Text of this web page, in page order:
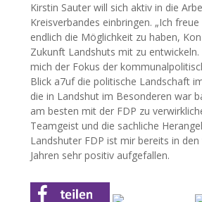
Kirstin Sauter will sich aktiv in die
Kreisverbandes einbringen. „Ich
endlich die Möglichkeit zu haben,
Zukunft Landshuts mit zu
mich der Fokus der
Blick a7uf die politische Landschaft
die in Landshut im Besonderen war
am besten mit der FDP zu
Teamgeist und die sachliche
Landshuter FDP ist mir bereits in den
Jahren sehr positiv aufgefallen.